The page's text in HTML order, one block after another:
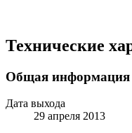
Технические
Общая информация
Дата выхода
29 апреля 2013